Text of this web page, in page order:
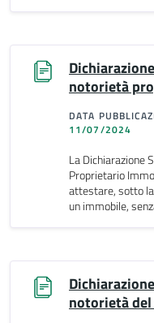
notorietà
DATA
11/07/2024
La Dichiarazione
Proprietario
attestare, sotto
un immobile,
notorietà